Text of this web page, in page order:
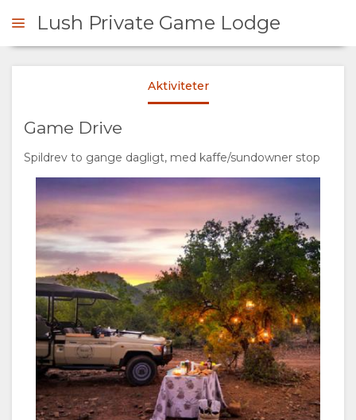
HVORFOR
BLIVE
HER
FACILITETER
DOKUMENTER
OPHOLD
VÆRELSESTYPER
GALLERI
BILLEDER
NYDE
AKTIVITETER
RESTAURANTER
Lush Private Game Lodge
Aktiviteter
Game Drive
Spildrev to gange dagligt, med kaffe/sundowner stop